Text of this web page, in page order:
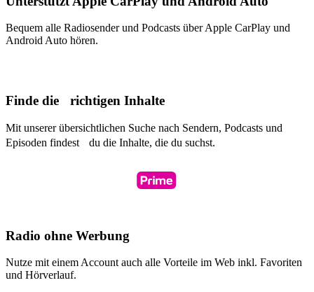
Bequem alle Radiosender und Podcasts über Apple CarPlay und
Android Auto hören.
Finde die richtigen Inhalte
Mit unserer übersichtlichen Suche nach Sendern, Podcasts und
Episoden findest du die Inhalte, die du suchst.
Radio ohne Werbung
Nutze mit einem Account auch alle Vorteile im Web inkl. Favoriten
und Hörverlauf.